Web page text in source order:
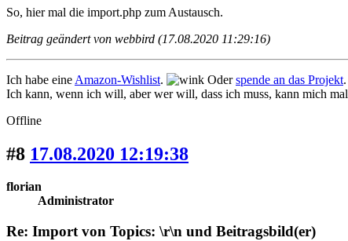
So, hier mal die import.php zum Austausch.
Beitrag geändert von webbird (17.08.2020 11:29:16)
Ich habe eine Amazon-Wishlist. Oderspende an das Projekt.
Ich kann, wenn ich will, aber wer will, dass ich muss, kann mich mal
Offline
#8 17.08.2020 12:19:38
florian
Administrator
Re: Import von Topics: \r\n und Beitragsbild(er)